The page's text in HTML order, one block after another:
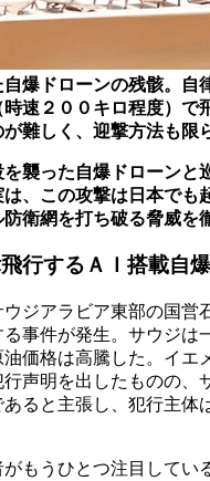
爆ドローンの残骸。自
速２００キロ程度）で
難しく、迎撃方法も限
襲った自爆ドローンと
は、この攻撃は日本でも
衛網を打ち破る脅威を
行するＡＩ搭載自
ウジアラビア東部の国営
事件が発生。サウジは
価格は高騰した。イエ
声明を出したものの、
ると主張し、犯行主体
もうひとつ注目してい